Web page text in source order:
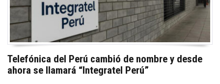
Telefónica del Perú cambió de nombre y desde
ahora se llamará “Integratel Perú”